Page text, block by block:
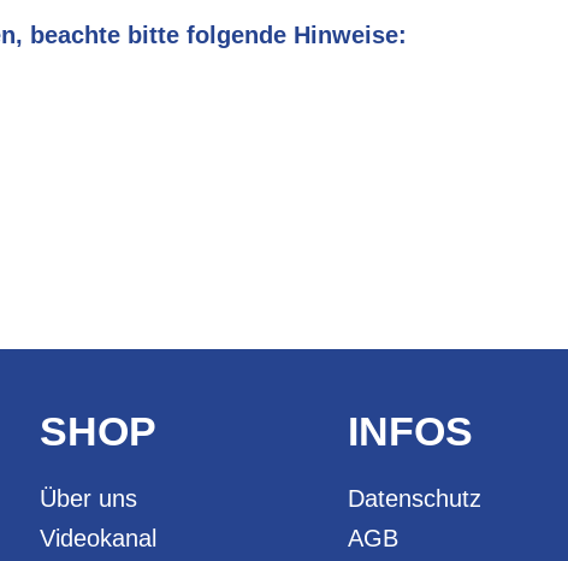
beachte bitte folgende Hinweise:
SHOP
Über uns
Videokanal
INFOS
Datenschutz
AGB